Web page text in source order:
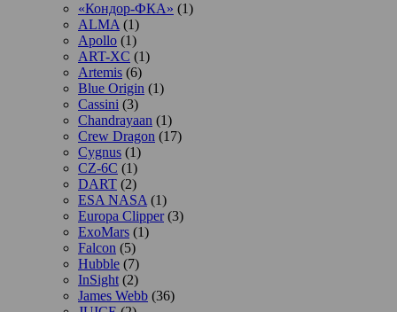
«Кондор-ФКА» (1)
ALMA (1)
Apollo (1)
ART-XC (1)
Artemis (6)
Blue Origin (1)
Cassini (3)
Chandrayaan (1)
Crew Dragon (17)
Cygnus (1)
CZ-6C (1)
DART (2)
ESA NASA (1)
Europa Clipper(3)
ExoMars (1)
Falcon (5)
Hubble (7)
InSight (2)
James Webb (36)